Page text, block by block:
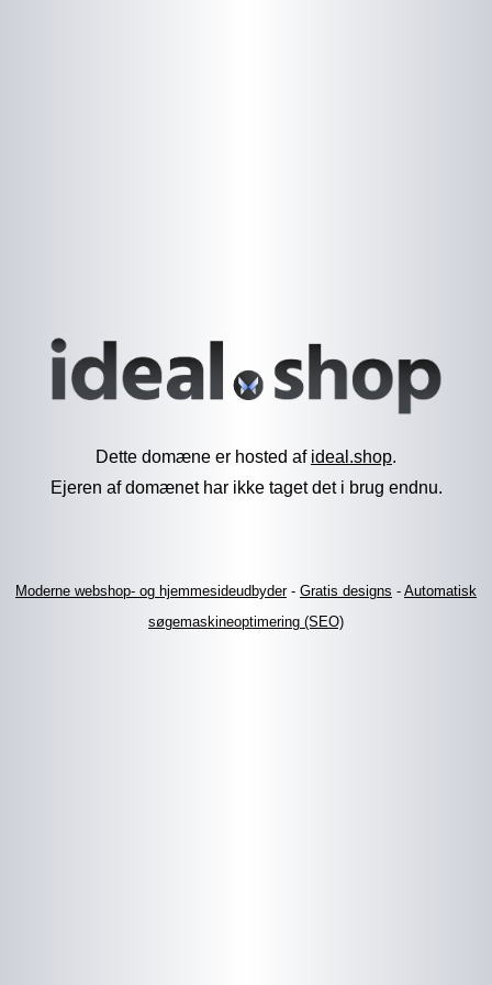
Dette domæne er hosted af ideal.shop.
Ejeren af domænet har ikke taget det i brug endnu.
Moderne webshop- og hjemmesideudbyder- Gratis designs - Automatisk
søgemaskineoptimering (SEO)